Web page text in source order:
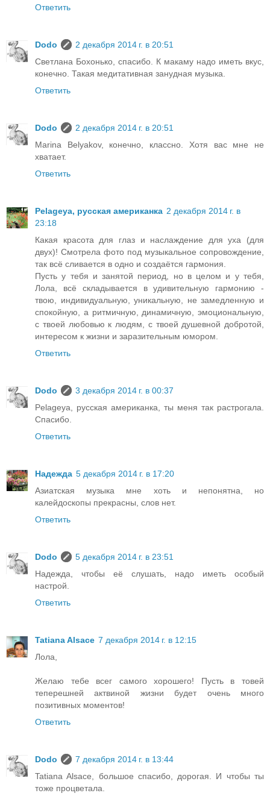
Ответить
Dodo
2 декабря 2014 г. в 20:51
Светлана Бохонько, спасибо. К макаму надо иметь вкус,
конечно. Такая медитативная занудная музыка.
Ответить
Dodo
2 декабря 2014 г. в 20:51
Marina Belyakov, конечно, классно. Хотя вас мне не
хватает.
Ответить
Pelageya, русская американка 2 декабря 2014 г. в
23:18
Какая красота для глаз и наслаждение для уха (для
двух)! Смотрела фото под музыкальное сопровождение,
так всё сливается в одно и создаётся гармония.
Пусть у тебя и занятой период, но в целом и у тебя,
Лола, всё складывается в удивительную гармонию -
твою, индивидуальную, уникальную, не замедленную и
спокойную, а ритмичную, динамичную, эмоциональную,
с твоей любовью к людям, с твоей душевной добротой,
интересом к жизни и заразительным юмором.
Ответить
Dodo
3 декабря 2014 г. в 00:37
Pelageya, русская американка, ты меня так растрогала.
Спасибо.
Ответить
Надежда 5 декабря 2014 г. в 17:20
Азиатская музыка мне хоть и непонятна, но
калейдоскопы прекрасны, слов нет.
Ответить
Dodo
5 декабря 2014 г. в 23:51
Надежда, чтобы её слушать, надо иметь особый
настрой.
Ответить
Tatiana Alsace 7 декабря 2014 г. в 12:15
Лола,
Желаю тебе всег самого хорошего! Пусть в товей
теперешней актвиной жизни будет очень много
позитивных моментов!
Ответить
Dodo
7 декабря 2014 г. в 13:44
Tatiana Alsace, большое спасибо, дорогая. И чтобы ты
тоже процветала.